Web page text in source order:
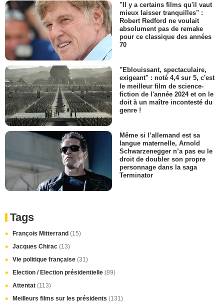
"Il y a certains films qu'il vaut
mieux laisser tranquilles" :
Robert Redford ne voulait
absolument pas de remake
pour ce classique des années
70
"Eblouissant, spectaculaire,
exigeant" : noté 4,4 sur 5, c'est
le meilleur film de science-
fiction de l'année 2024 et on le
doit à un maître incontesté du
genre !
Même si l’allemand est sa
langue maternelle, Arnold
Schwarzenegger n’a pas eu le
droit de doubler son propre
personnage dans la saga
Terminator
Tags
François Mitterrand (15)
Jacques Chirac (13)
Vie politique française (31)
Election / Election présidentielle (89)
Attentat (113)
Meilleurs films sur les présidents (131)